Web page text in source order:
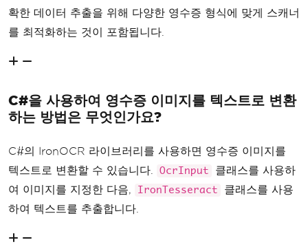
확한 데이터 추출을 위해 다양한 영수증 형식에 맞게 스캐너
를 최적화하는 것이 포함됩니다.
C#을 사용하여 영수증 이미지를 텍스트로 변환
하는 방법은 무엇인가요?
C#의 IronOCR 라이브러리를 사용하면 영수증 이미지를
텍스트로 변환할 수 있습니다.
OcrInput
클래스를 사용하
여 이미지를 지정한 다음,
IronTesseract
클래스를 사용
하여 텍스트를 추출합니다.